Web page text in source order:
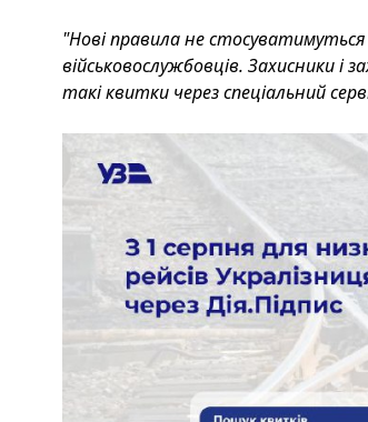
"Нові правила не стосуватимуться
військовослужбовців. Захисники
такі квитки через спеціальний